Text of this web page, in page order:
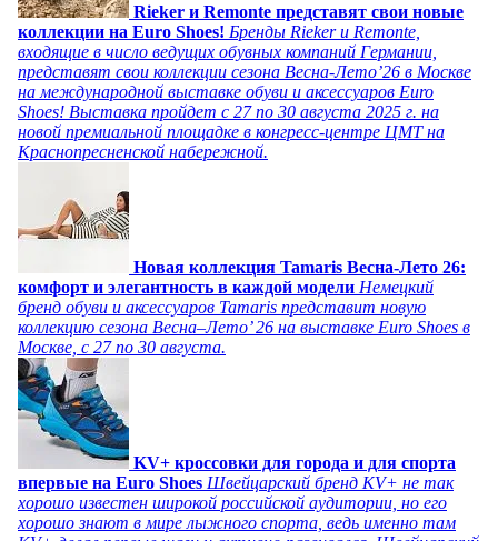
Rieker и Remonte представят свои новые
коллекции на Euro Shoes! Бренды Rieker и Remonte,
входящие в число ведущих обувных компаний Германии,
представят свои коллекции сезона Весна-Лето’26 в Москве
на международной выставке обуви и аксессуаров Euro
Shoes! Выставка пройдет c 27 по 30 августа 2025 г. на
новой премиальной площадке в конгресс-центре ЦМТ на
Краснопресненской набережной.
Новая коллекция Tamaris Весна-Лето 26:
комфорт и элегантность в каждой модели Немецкий
бренд обуви и аксессуаров Tamaris представит новую
коллекцию сезона Весна–Лето’ 26 на выставке Euro Shoes в
Москве, с 27 по 30 августа.
KV+ кроссовки для города и для спорта
впервые на Euro Shoes Швейцарский бренд KV+ не так
хорошо известен широкой российской аудитории, но его
хорошо знают в мире лыжного спорта, ведь именно там